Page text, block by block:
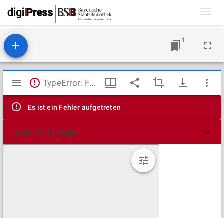
1
Mirador
Viewer
TypeError: Failed to fetch
Es ist ein Fehler aufgetreten
Technische Details